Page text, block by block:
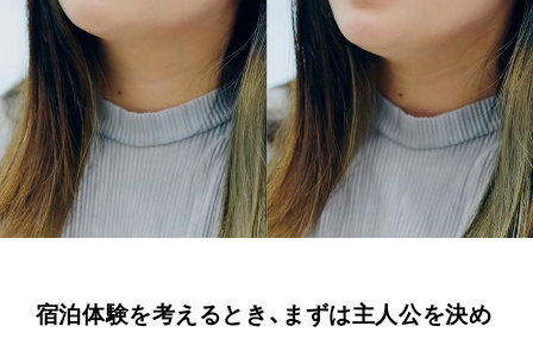
宿泊体験を考えるとき、まずは主人公を決め